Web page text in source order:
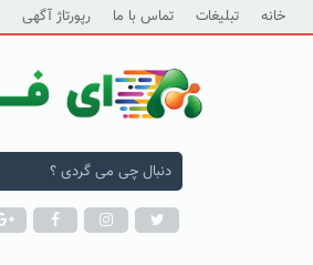
خانه تبلیغات تماس با ما رپورتاژ آگهی